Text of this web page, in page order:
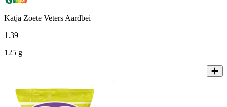
Katja Zoete Veters Aardbei
1 .39
125 g